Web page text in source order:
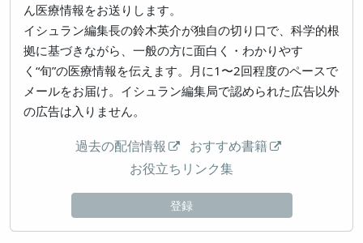
ん医療情報をお送りします。
イシュラン編集長の鈴木英介が独自の切り口で、科学的根
拠に基づきながら、一般の方に面白く・わかりやす
く“旬”の医療情報を伝えます。月に1〜2回程度のペースで
メールをお届け。イシュラン編集局で認められた広告以外
の広告は入りません。
過去の配信情報
おすすめ書籍
お役立ちリンク集
登録